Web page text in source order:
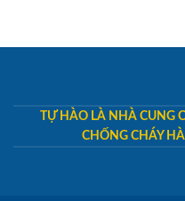
TỰ HÀO LÀ NHÀ CUNG
CHỐNG CHÁY